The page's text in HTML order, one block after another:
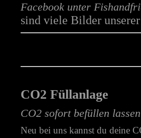
Facebook unter
sind viele Bilder
CO2 Füllanlage
CO2 sofort befüllen lassen
Neu bei uns kannst du deine